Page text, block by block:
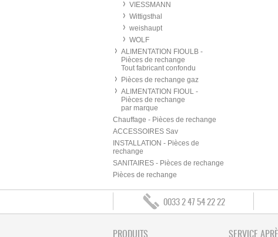
VIESSMANN
Wittigsthal
weishaupt
WOLF
ALIMENTATION FIOULB -
Pièces de rechange
Tout fabricant confondu
Pièces de rechange gaz
ALIMENTATION FIOUL -
Pièces de rechange
par marque
Chauffage - Pièces de rechange
ACCESSOIRES Sav
INSTALLATION - Pièces de
rechange
SANITAIRES - Pièces de rechange
Pièces de rechange
0033 2 47 54 22 22
PRODUITS SERVICE